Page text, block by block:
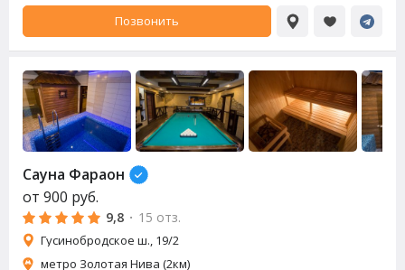
Позвонить
Сауна Фараон
от 900 руб.
9,8 · 15 отз.
Гусинобродское ш., 19/2
метро Золотая Нива (2км)